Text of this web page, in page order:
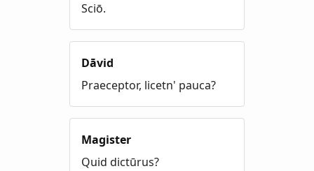
Sciō.
Dāvid
Praeceptor, licetn' pauca?
Magister
Quid dictūrus?